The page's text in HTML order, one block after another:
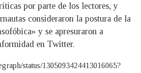
por parte de los lectores, y
consideraron la postura de la
y se apresuraron a
en Twitter.
status/1305093424413016065?